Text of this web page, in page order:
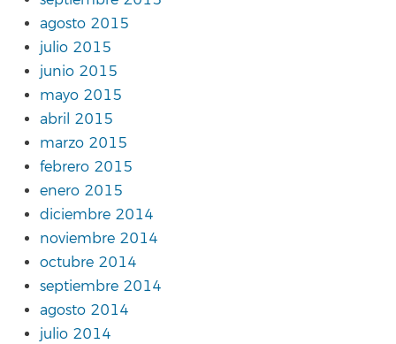
agosto 2015
julio 2015
junio 2015
mayo 2015
abril 2015
marzo 2015
febrero 2015
enero 2015
diciembre 2014
noviembre 2014
octubre 2014
septiembre 2014
agosto 2014
julio 2014